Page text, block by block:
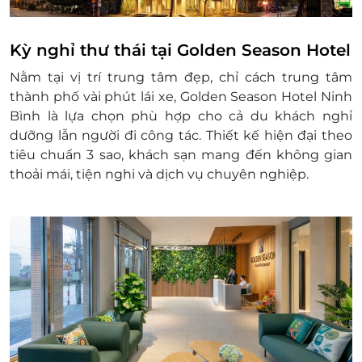
Điều kiện khác:
khách
Mỗi khách hàng được mua nhiều e-
Voucher/e-Coupon
e-Voucher/e-Coupon không có giá trị quy đổi
thành tiền mặt, không trả lại tiền thừa
Không áp dụng đồng thời với chương trình
khuyến mại khác
Kỳ nghỉ thư thái tại Golden Season Hotel
Nằm tại vị trí trung tâm đẹp, chỉ cách trung tâm
thành phố vài phút lái xe, Golden Season Hotel Ninh
Bình là lựa chọn phù hợp cho cả du khách nghỉ
dưỡng lẫn người đi công tác. Thiết kế hiện đại theo
tiêu chuẩn 3 sao, khách sạn mang đến không gian
thoải mái, tiện nghi và dịch vụ chuyên nghiệp.